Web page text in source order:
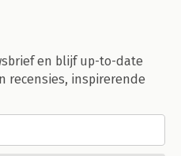
en blijf up-to-date
recensies, inspirerende